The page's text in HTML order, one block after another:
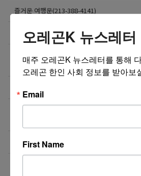
즐거운 여행운(213-388-4141)
비즈니스 웹사이트 제작 프로모션 ($300부터~)
지역 경찰까지 확대되는 이민 단속… 287(g)
의 대대적 확장
비즈니스 웹사이트 제작 프로모션 ($300부터~)
오레곤K 뉴스레터
매주 오레곤K 뉴스레터를 통해
오레곤 한인 사회 정보를 받아보
Email
First Name